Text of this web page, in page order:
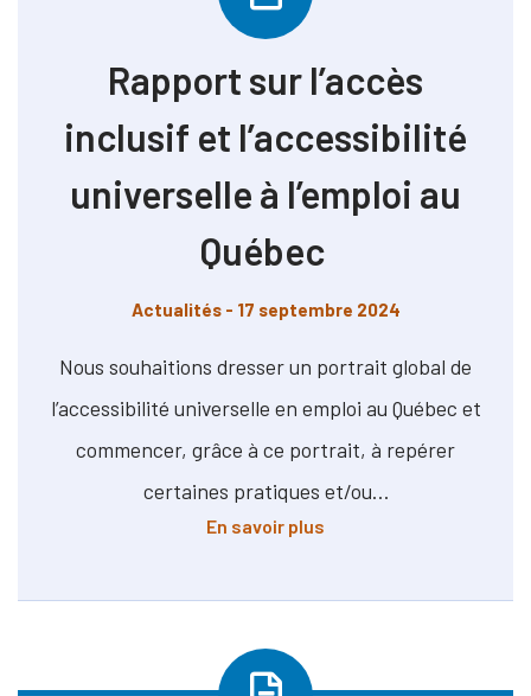
Rapport sur l’accès
inclusif et l’accessibilité
universelle à l’emploi au
Québec
Actualités- 17 septembre 2024
Nous souhaitions dresser un portrait global de
l’accessibilité universelle en emploi au Québec et
commencer, grâce à ce portrait, à repérer
certaines pratiques et/ou…
En savoir plus